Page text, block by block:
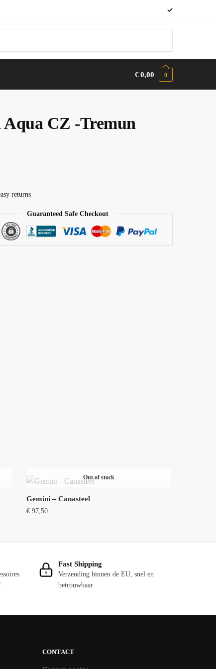
✓
€0,00 0
Aqua CZ -Tremun
returns
Guaranteed Safe Checkout
Out of stock
Gemini – Canasteel
€97,50
Fast Shipping
Verzending binnen de EU, snel en
betrouwbaar.
CONTACT